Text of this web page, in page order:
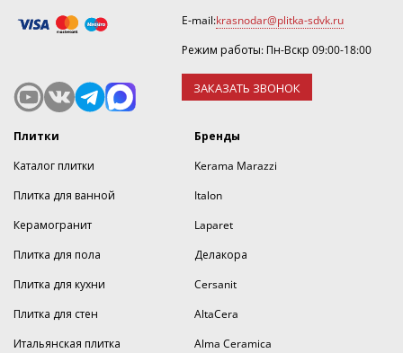
E-mail:krasnodar@plitka-sdvk.ru
Режим работы: Пн-Вскр 09:00-18:00
ЗАКАЗАТЬ ЗВОНОК
Плитки
Каталог плитки
Плитка для ванной
Керамогранит
Плитка для пола
Плитка для кухни
Плитка для стен
Итальянская плитка
Бренды
Kerama Marazzi
Italon
Laparet
Делакора
Cersanit
AltaCera
Alma Ceramica